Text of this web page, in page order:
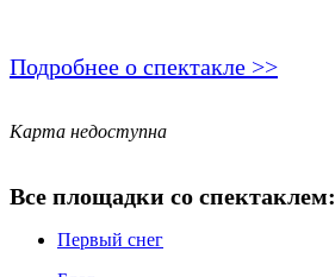
Подробнее о спектакле >>
Карта недоступна
Все площадки со спектаклем:
Первый снег